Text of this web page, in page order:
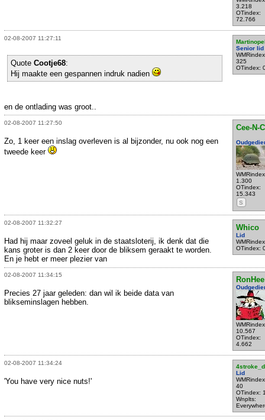
3.218
OTindex:
72.766
02-08-2007 11:27:11
Senior lid
325
OTindex:
Quote Cootje68:
Hij maakte een gespannen indruk nadien
en de ontlading was groot..
02-08-2007 11:27:50
Cee-N-
1.300
OTindex:
15.343
S
Zo, 1 keer een inslag overleven is al bijzonder, nu ook nog een
tweede keer
02-08-2007 11:32:27
Whico
Lid
OTindex:
Had hij maar zoveel geluk in de staatsloterij, ik denk dat die
kans groter is dan 2 keer door de bliksem geraakt te worden.
En je hebt er meer plezier van
02-08-2007 11:34:15
RonHee
10.567
OTindex:
4.662
Precies 27 jaar geleden: dan wil ik beide data van
blikseminslagen hebben.
02-08-2007 11:34:24
Lid
40
OTindex:
Wnplts:
'You have very nice nuts!'